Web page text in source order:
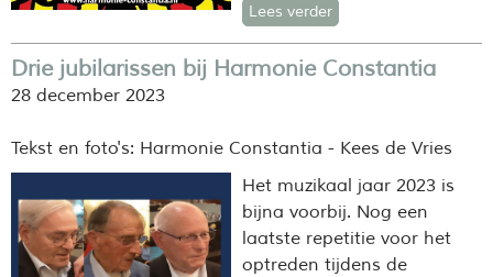
Lees verder
Drie jubilarissen bij Harmonie Constantia
28 december 2023
Tekst en foto's: Harmonie Constantia - Kees de Vries
Het muzikaal jaar 2023 is
bijna voorbij. Nog een
laatste repetitie voor het
optreden tijdens de